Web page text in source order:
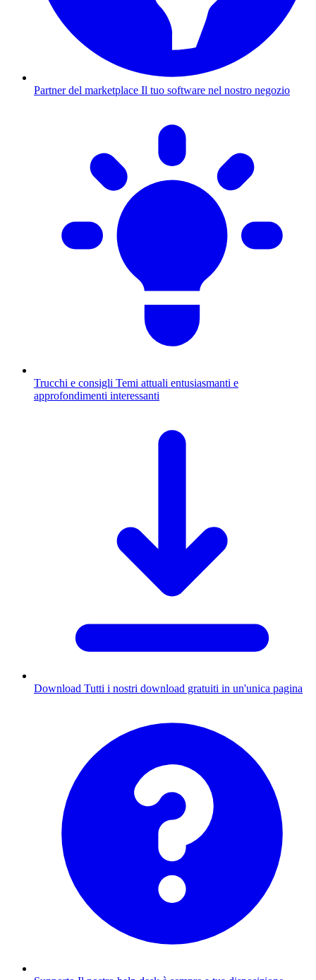
Partner del marketplace Il tuo software nel nostro negozio
Trucchi e consigli Temi attuali entusiasmanti e
approfondimenti interessanti
Download Tutti i nostri download gratuiti in un'unica pagina